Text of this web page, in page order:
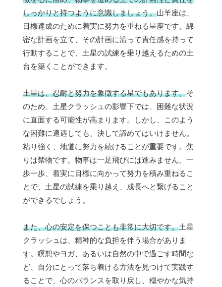
しっかりと持つように意識しましょう。山羊座は、
目標達成のために着実に努力を重ねる星座です。綿
密な計画を立て、その計画に沿って責任感を持って
行動することで、土星の試練を乗り越えるための土
台を築くことができます。
土星は、忍耐と努力を象徴する星でもあります。そ
のため、土星クラッシュの影響下では、困難な状況
に直面する可能性が高まります。しかし、このよう
な困難に遭遇しても、決して諦めてはいけません。
粘り強く、地道に努力を続けることが重要です。焦
りは禁物です。物事は一足飛びには進みません。一
歩一歩、着実に目標に向かって努力を積み重ねるこ
とで、土星の試練を乗り越え、成長へと繋げること
ができるでしょう。
また、心の安定を保つことも非常に大切です。土星
クラッシュは、精神的な負担を伴う場合がありま
す。瞑想やヨガ、あるいは自然の中で過ごす時間な
ど、自分にとって落ち着ける方法を見つけて実践す
ることで、心のバランスを取り戻し、穏やかな気持